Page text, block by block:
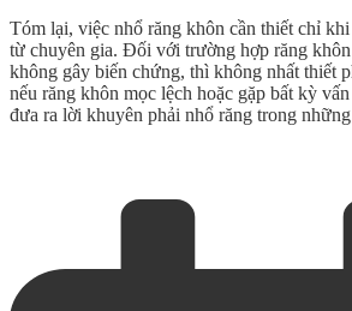
Tóm lại, việc nhổ răng khôn cần thiết chỉ
từ chuyên gia. Đối với trường hợp răng
không gây biến chứng, thì không nhất thiết
nếu răng khôn mọc lệch hoặc gặp bất kỳ
đưa ra lời khuyên phải nhổ răng trong